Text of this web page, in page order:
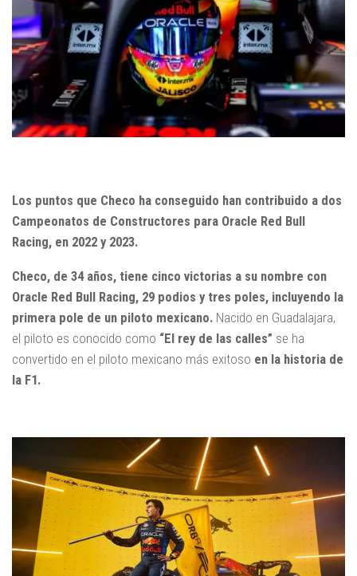
Los puntos que Checo ha conseguido han contribuido a dos
Campeonatos de Constructores para Oracle Red Bull
Racing, en 2022 y 2023.
Checo, de 34 años, tiene cinco victorias a su nombre con
Oracle Red Bull Racing, 29 podios y tres poles, incluyendo la
primera pole de un piloto mexicano. Nacido en Guadalajara,
el piloto es conocido como “El rey de las calles” se ha
convertido en el piloto mexicano más exitoso en la historia de
la F1.